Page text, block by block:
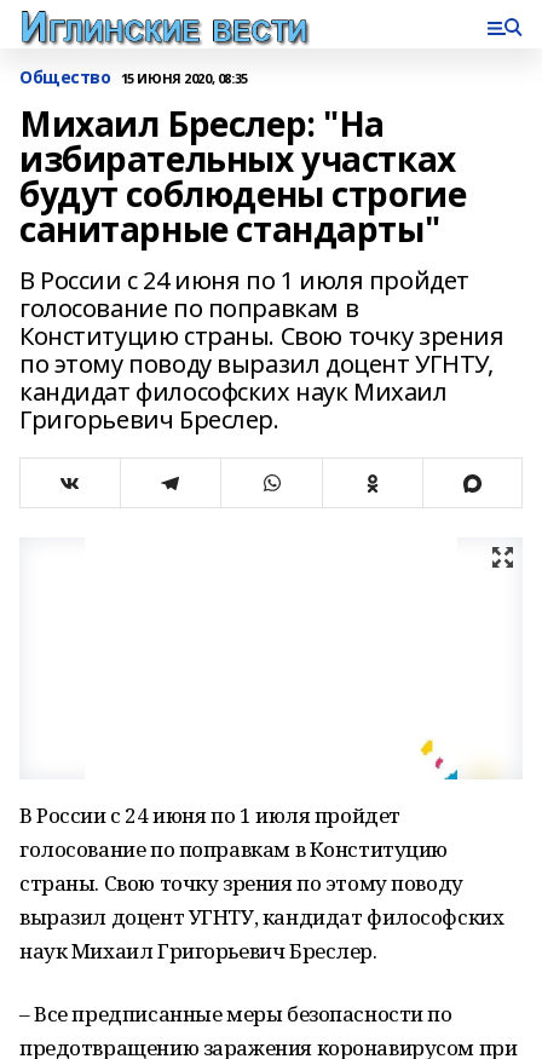
Общество 15 ИЮНЯ 2020, 08:35
Михаил Бреслер: "На
избирательных участках
будут соблюдены строгие
санитарные стандарты"
В России с 24 июня по 1 июля пройдет
голосование по поправкам в
Конституцию страны. Свою точку зрения
по этому поводу выразил доцент УГНТУ,
кандидат философских наук Михаил
Григорьевич Бреслер.
В России с 24 июня по 1 июля пройдет
голосование по поправкам в Конституцию
страны. Свою точку зрения по этому поводу
выразил доцент УГНТУ, кандидат философских
наук Михаил Григорьевич Бреслер.
– Все предписанные меры безопасности по
предотвращению заражения коронавирусом при